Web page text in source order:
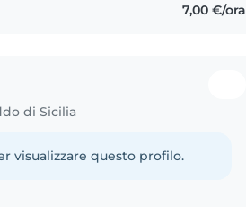
7,00 €/ora
di Sicilia
visualizzare questo profilo.